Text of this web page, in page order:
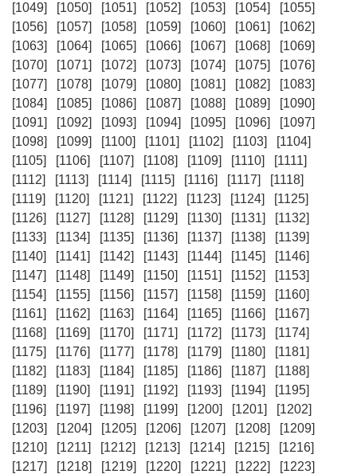
[1049]
[1050] [1051] [1052] [1053] [1054]
[1055]
[1056]
[1057] [1058] [1059] [1060] [1061]
[1062]
[1063]
[1064] [1065] [1066] [1067] [1068]
[1069]
[1070]
[1071] [1072] [1073] [1074] [1075]
[1076]
[1077]
[1078] [1079] [1080] [1081] [1082]
[1083]
[1084]
[1085] [1086] [1087] [1088] [1089]
[1090]
[1091]
[1092] [1093] [1094] [1095] [1096]
[1097]
[1098]
[1099] [1100] [1101] [1102] [1103]
[1104]
[1105]
[1106] [1107] [1108] [1109] [1110]
[1111]
[1112]
[1113] [1114] [1115] [1116] [1117]
[1118]
[1119]
[1120] [1121] [1122] [1123] [1124]
[1125]
[1126]
[1127] [1128] [1129] [1130] [1131]
[1132]
[1133]
[1134] [1135] [1136] [1137] [1138]
[1139]
[1140]
[1141] [1142] [1143] [1144] [1145]
[1146]
[1147]
[1148] [1149] [1150] [1151] [1152]
[1153]
[1154]
[1155] [1156] [1157] [1158] [1159]
[1160]
[1161]
[1162] [1163] [1164] [1165] [1166]
[1167]
[1168]
[1169] [1170] [1171] [1172] [1173]
[1174]
[1175]
[1176] [1177] [1178] [1179] [1180]
[1181]
[1182]
[1183] [1184] [1185] [1186] [1187]
[1188]
[1189]
[1190] [1191] [1192] [1193] [1194]
[1195]
[1196]
[1197] [1198] [1199] [1200] [1201]
[1202]
[1203]
[1204] [1205] [1206] [1207] [1208]
[1209]
[1210]
[1211] [1212] [1213] [1214] [1215]
[1216]
[1217]
[1218] [1219] [1220] [1221] [1222]
[1223]